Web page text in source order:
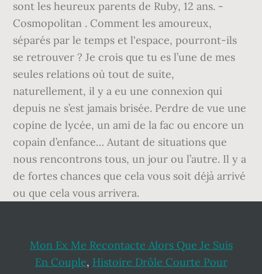
sont les heureux parents de Ruby, 12 ans. -
Cosmopolitan . Comment les amoureux,
séparés par le temps et l'espace, pourront-ils
se retrouver ? Je crois que tu es l’une de mes
seules relations où tout de suite,
naturellement, il y a eu une connexion qui
depuis ne s’est jamais brisée. Perdre de vue une
copine de lycée, un ami de la fac ou encore un
copain d’enfance… Autant de situations que
nous rencontrons tous, un jour ou l’autre. Il y a
de fortes chances que cela vous soit déjà arrivé
ou que cela vous arrivera.
Mon Ex Me Recontacte Alors Que Je Suis
En Couple, Histoire Drôle Courte Pour